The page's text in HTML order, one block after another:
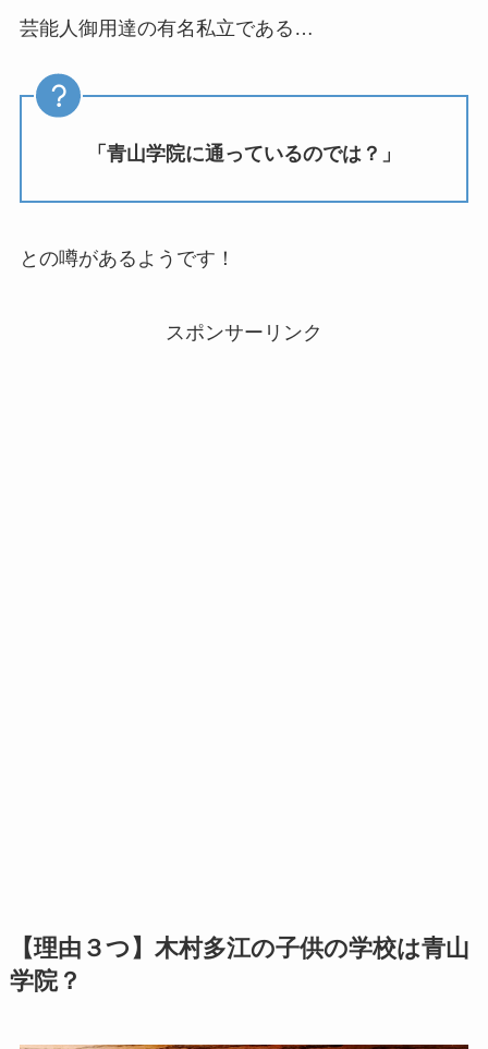
芸能人御用達の有名私立である…
「青山学院に通っているのでは？」
との噂があるようです！
スポンサーリンク
【理由３つ】木村多江の子供の学校は青山
学院？